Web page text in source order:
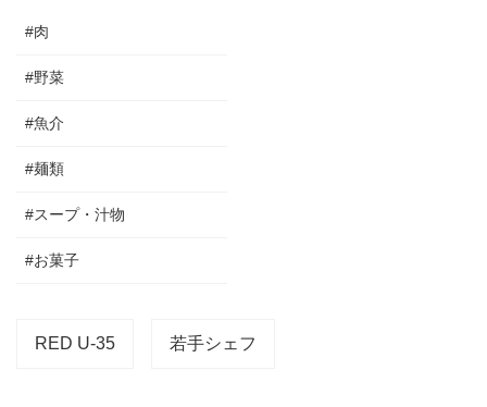
#肉
#野菜
#魚介
#麺類
#スープ・汁物
#お菓子
RED U-35 若手シェフ